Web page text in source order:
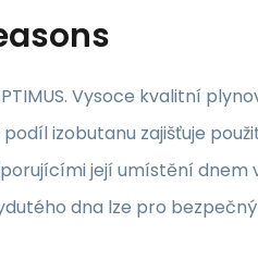
Vysoce kvalitní
izobutanu zajišťuje
její umístění dnem
dna lze pro